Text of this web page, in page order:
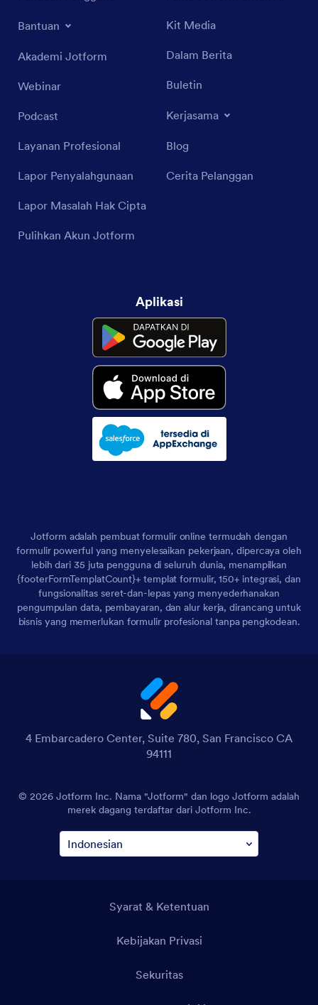
Bantuan
Akademi Jotform
Webinar
Podcast
Layanan Profesional
Lapor Penyalahgunaan
Lapor Masalah Hak Cipta
Pulihkan Akun Jotform
Kit Media
Dalam Berita
Buletin
Kerjasama
Blog
Cerita Pelanggan
Aplikasi
Jotform adalah pembuat formulir online termudah dengan
formulir powerful yang menyelesaikan pekerjaan, dipercaya oleh
lebih dari 35 juta pengguna di seluruh dunia, menampilkan
{footerFormTemplatCount}+ templat formulir, 150+ integrasi, dan
fungsionalitas seret-dan-lepas yang menyederhanakan
pengumpulan data, pembayaran, dan alur kerja, dirancang untuk
bisnis yang memerlukan formulir profesional tanpa pengkodean.
4 Embarcadero Center, Suite 780, San Francisco CA
94111
© 2026 Jotform Inc. Nama "Jotform" dan logo Jotform adalah
merek dagang terdaftar dari Jotform Inc.
Syarat & Ketentuan
Kebijakan Privasi
Sekuritas